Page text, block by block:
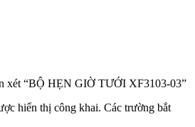
xét “BỘ HẸN GIỜ TƯỚI XF3103-03”
hiển thị công khai. Các trường bắt